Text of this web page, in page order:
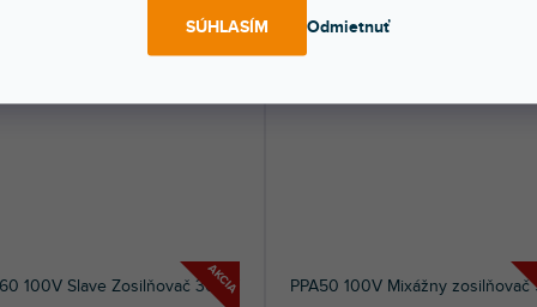
Odmietnuť
SÚHLASÍM
AKCIA
100V Slave Zosilňovač 360W PPA50 100V Mixážny zosilňovač